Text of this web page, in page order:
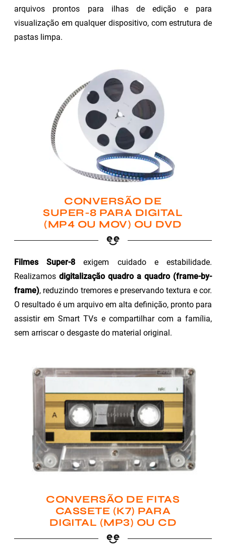
arquivos prontos para ilhas de edição e para
visualização em qualquer dispositivo, com estrutura de
pastas limpa.
CONVERSÃO DE
SUPER-8 PARA DIGITAL
(MP4 OU MOV) OU DVD
Filmes Super-8 exigem cuidado e estabilidade.
Realizamos digitalização quadro a quadro (frame-by-
frame), reduzindo tremores e preservando textura e cor.
O resultado é um arquivo em alta definição, pronto para
assistir em Smart TVs e compartilhar com a família,
sem arriscar o desgaste do material original.
CONVERSÃO DE FITAS
CASSETE (K7) PARA
DIGITAL (MP3) OU CD